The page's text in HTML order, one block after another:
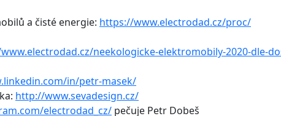
a čisté energie: https://www.electrodad.cz/proc/
neekologicke-elektromobily-2020-dle-
in/petr-masek/
http://www.sevadesign.cz/
electrodad_cz/ pečuje Petr Dobeš